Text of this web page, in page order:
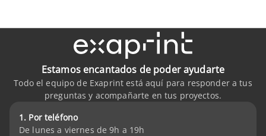
Estamos encantados de poder ayudarte
Todo el equipo de Exaprint está aquí para responder a tus
preguntas y acompañarte en tus proyectos.
1. Por teléfono
De lunes a viernes de 9h a 19h